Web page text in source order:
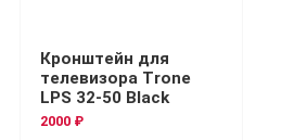
Кронштейн для
телевизора Trone
LPS 32-50 Black
2000 ₽